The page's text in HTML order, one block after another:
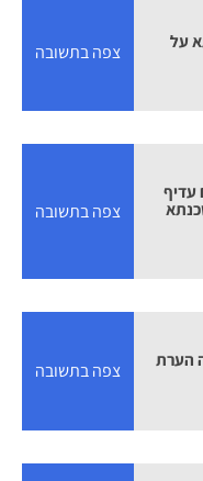
על
צפה בתשובה
עדיף
צפה בתשובה
הערת
צפה בתשובה